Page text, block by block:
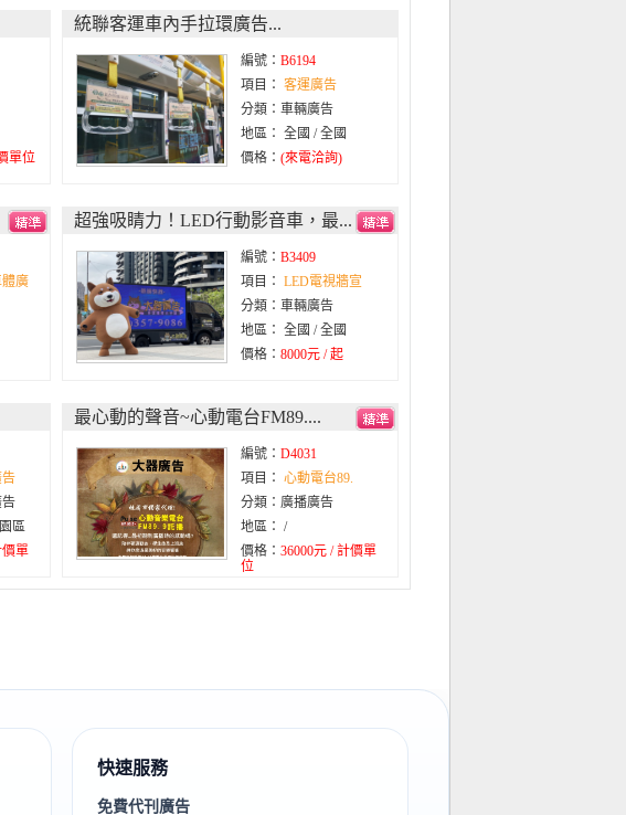
單位
統聯客運車內手拉環廣告...
編號： B6194
項目： 客運廣告
分類：車輛廣告
地區： 全國 / 全國
價格： (來電洽詢)
廣
超強吸睛力！LED行動影音車，最...
編號： B3409
項目： LED電視牆宣
分類：車輛廣告
地區： 全國 / 全國
價格： 8000元 / 起
區
價單
最心動的聲音~心動電台FM89....
編號： D4031
項目： 心動電台89.
分類：廣播廣告
地區： /
價格： 36000元 / 計價單
位
快速服務
免費代刊廣告